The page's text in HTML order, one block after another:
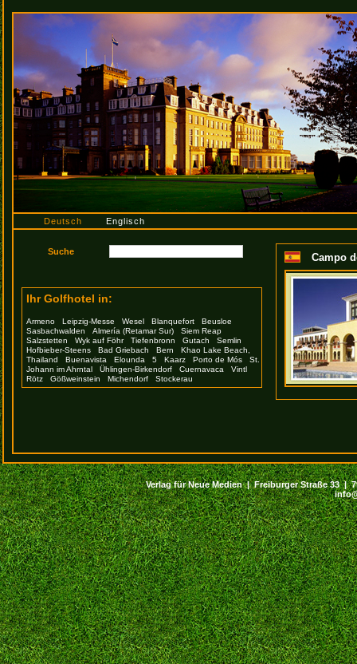
Deutsch Englisch
Ihr Golfhotel in:
Armeno Leipzig-Messe Wesel Blanquefort
Beusloe
Sasbachwalden
Almería (Retamar Sur)
Siem Reap
Salzstetten
Wyk auf Föhr Tiefenbronn Gutach
Semlin
Hofbieber-Steens
Bad Griebach Bern
Khao Lake Beach,
Thailand
Buenavista Elounda 5 Kaarz Porto de Mós
St.
Johann im Ahrntal
Ühlingen-Birkendorf Cuernavaca
Vintl
Rötz
Gößweinstein Michendorf Stockerau
Campo
Verlag für Neue Medien | Freiburger Straße 33 |